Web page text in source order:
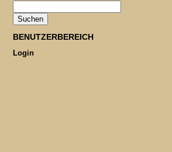
BENUTZERBEREICH
Login